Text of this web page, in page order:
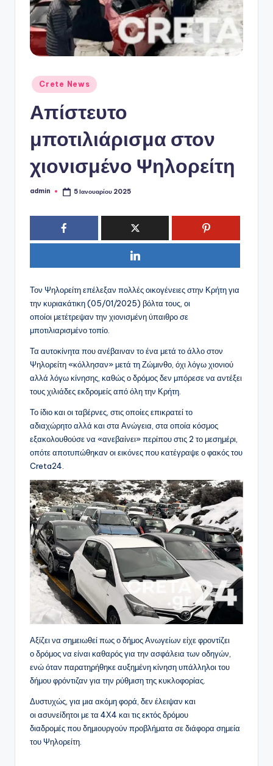
P
o
Αναρτήθηκε
σε
Crete News
Απίστευτο
μποτιλιάρισμα στον
χιονισμένο Ψηλορείτη
Συγγραφέας:
admin 5 Ιανουαρίου 2025
Τον Ψηλορείτη επέλεξαν πολλές οικογένειες στην Κρήτη για
την κυριακάτικη (05/01/2025) βόλτα τους, οι
οποίοι μετέτρεψαν την χιονισμένη ύπαιθρο σε
μποτιλιαρισμένο τοπίο.
Τα αυτοκίνητα που ανέβαιναν το ένα μετά το άλλο στον
Ψηλορείτη «κόλλησαν» μετά τη Ζώμινθο, όχι λόγω χιονιού
αλλά λόγω κίνησης, καθώς ο δρόμος δεν μπόρεσε να αντέξει
τους χιλιάδες εκδρομείς από όλη την Κρήτη.
Το ίδιο και οι ταβέρνες, στις οποίες επικρατεί το
αδιαχώρητο αλλά και στα Ανώγεια, στα οποία κόσμος
εξακολουθούσε να «ανεβαίνει» περίπου στις 2 το μεσημέρι,
οπότε αποτυπώθηκαν οι εικόνες που κατέγραψε ο φακός του
Creta24.
Αξίζει να σημειωθεί πως ο δήμος Ανωγείων είχε φροντίζει
ο δρόμος να είναι καθαρός για την ασφάλεια των οδηγών,
ενώ όταν παρατηρήθηκε αυξημένη κίνηση υπάλληλοι του
δήμου φρόντιζαν για την ρύθμιση της κυκλοφορίας.
Δυστυχώς, για μια ακόμη φορά, δεν έλειψαν και
οι ασυνείδητοι με τα 4Χ4 και τις εκτός δρόμου
διαδρομές που δημιουργούν προβλήματα σε διάφορα σημεία
του Ψηλορείτη.